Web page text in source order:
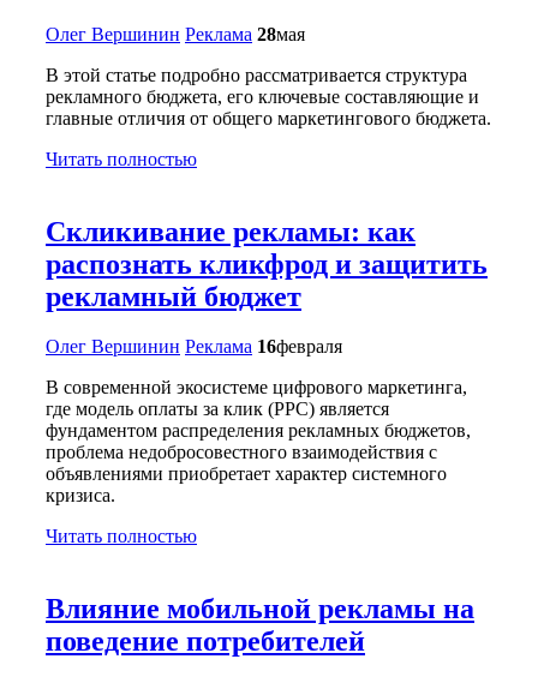
Олег Вершинин Реклама 28мая
В этой статье подробно рассматривается структура
рекламного бюджета, его ключевые составляющие и
главные отличия от общего маркетингового бюджета.
Читать полностью
Скликивание рекламы: как
распознать кликфрод и защитить
рекламный бюджет
Олег Вершинин Реклама 16февраля
В современной экосистеме цифрового маркетинга,
где модель оплаты за клик (PPC) является
фундаментом распределения рекламных бюджетов,
проблема недобросовестного взаимодействия с
объявлениями приобретает характер системного
кризиса.
Читать полностью
Влияние мобильной рекламы на
поведение потребителей